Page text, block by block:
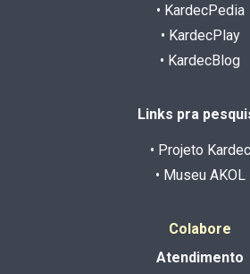
• KardecPedia
• KardecPlay
• KardecBlog
Links pra
• Projeto Kardec
• Museu AKOL
Colabore
Atendimento